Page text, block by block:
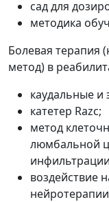
сад для
методика
Болевая терапия
метод) в
каудальные и
катетер Razc;
метод
люмбальной
воздействие